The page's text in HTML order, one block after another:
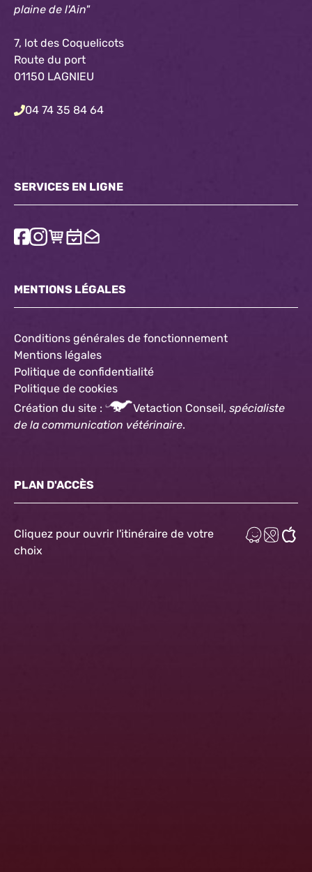
plaine de l'Ain"
7, lot des Coquelicots
Route du port
01150 LAGNIEU
04 74 35 84 64
SERVICES EN LIGNE
MENTIONS LÉGALES
Conditions générales de fonctionnement
Mentions légales
Politique de confidentialité
Politique de cookies
Création du site :
Vetaction Conseil, spécialiste
de la communication vétérinaire.
PLAN D'ACCÈS
Cliquez pour ouvrir l'itinéraire de votre
choix